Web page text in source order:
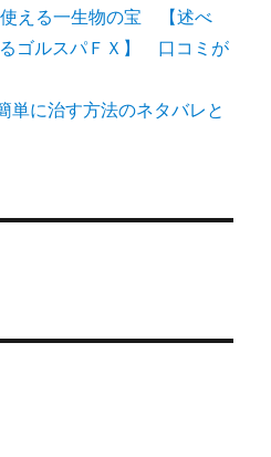
える一生物の宝 【述べ
ゴルスパＦＸ】 口コミが
単に治す方法のネタバレと